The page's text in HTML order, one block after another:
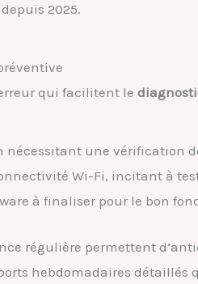
2025.
qui facilitent le
une vérification
Wi-Fi, incitant à
à finaliser pour le bon
régulière permettent
hebdomadaires